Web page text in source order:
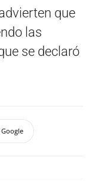
que
las
se declaró